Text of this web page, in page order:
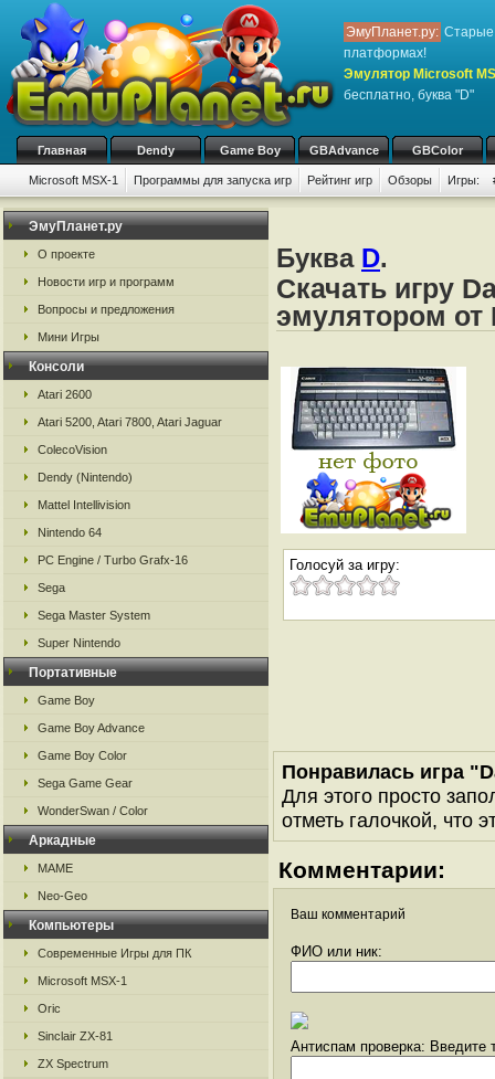
ЭмуПланет.ру: Старые
платформах!
Эмулятор Microsoft
бесплатно, буква "D"
Главная Dendy Game Boy GBAdvance GBColor
Microsoft MSX-1 Программы для запуска игр Рейтинг игр Обзоры Игры:
ЭмуПланет.ру
О проекте
Новости игр и программ
Вопросы и предложения
Мини Игры
Консоли
Atari 2600
Atari 5200, Atari 7800, Atari Jaguar
ColecoVision
Dendy (Nintendo)
Mattel Intellivision
Nintendo 64
PC Engine / Turbo Grafx-16
Sega
Sega Master System
Super Nintendo
Портативные
Game Boy
Game Boy Advance
Game Boy Color
Sega Game Gear
WonderSwan / Color
Аркадные
MAME
Neo-Geo
Компьютеры
Современные Игры для ПК
Microsoft MSX-1
Oric
Sinclair ZX-81
ZX Spectrum
Буква D.
Скачать игру
эмулятором от
Голосуй за игру:
Понравилась игра
Для этого просто
отметь галочкой, что
Комментарии:
Ваш комментарий
ФИО или ник:
Антиспам проверка: Введите